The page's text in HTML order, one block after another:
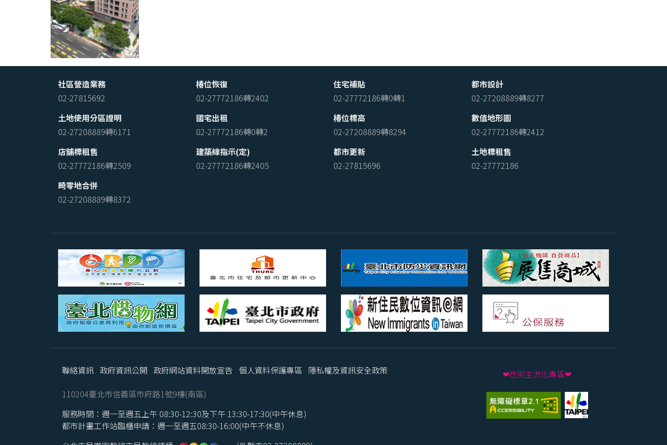
社區營造業務
02-27815692
椿位恢復
02-27772186轉2402
住宅補貼
02-27772186轉0轉1
都市設計
02-27208889轉8277
土地使用分區證明
02-27208889轉6171
國宅出租
02-27772186轉0轉2
椿位標高
02-27208889轉8294
數值地形圖
02-27772186轉2412
店舖標租售
02-27772186轉2509
建築線指示(定)
02-27772186轉2405
都市更新
02-27815696
土地標租售
02-27772186
畸零地合併
02-27208889轉8372
聯絡資訊 政府資訊公開 政府網站資料開放宣告 個人資料保護專區 隱私權及資訊安全政策
110204臺北市信義區市府路1號9樓(南區)
服務時間：週一至週五上午 08:30-12:30及下午 13:30-17:30(中午休息)
都市計畫工作站臨櫃申請：週一至週五08:30-16:00(中午不休息)
❤性別主流化專區❤